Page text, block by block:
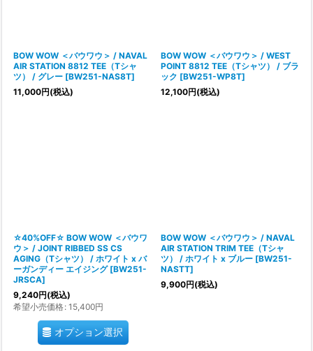
BOW WOW ＜バウワウ＞ / NAVAL
AIR STATION 8812 TEE（Tシャ
ツ） / グレー [BW251-NAS8T]
11,000円(税込)
BOW WOW ＜バウワウ＞ / WEST
POINT 8812 TEE（Tシャツ） / ブラ
ック [BW251-WP8T]
12,100円(税込)
☆40%OFF☆ BOW WOW ＜バウワ
ウ＞ / JOINT RIBBED SS CS
AGING（Tシャツ） / ホワイト x バ
ーガンディー エイジング [BW251-
JRSCA]
9,240円(税込)
希望小売価格: 15,400円
オプション選択
BOW WOW ＜バウワウ＞ / NAVAL
AIR STATION TRIM TEE（Tシャ
ツ） / ホワイト x ブルー [BW251-
NASTT]
9,900円(税込)